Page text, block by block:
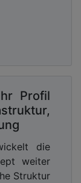
Profil
die
weiter
Struktur